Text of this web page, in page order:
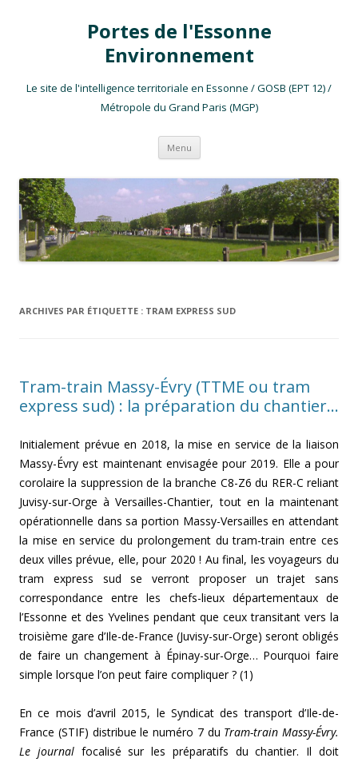
Portes de l'Essonne
Environnement
Le site de l'intelligence territoriale en Essonne / GOSB (EPT 12) /
Métropole du Grand Paris (MGP)
Menu Aller au contenu
ARCHIVES PAR ÉTIQUETTE : TRAM EXPRESS SUD
Tram-train Massy-Évry (TTME ou tram
express sud) : la préparation du chantier…
Initialement prévue en 2018, la mise en service de la liaison
Massy-Évry est maintenant envisagée pour 2019. Elle a pour
corolaire la suppression de la branche C8-Z6 du RER-C reliant
Juvisy-sur-Orge à Versailles-Chantier, tout en la maintenant
opérationnelle dans sa portion Massy-Versailles en attendant
la mise en service du prolongement du tram-train entre ces
deux villes prévue, elle, pour 2020 ! Au final, les voyageurs du
tram express sud se verront proposer un trajet sans
correspondance entre les chefs-lieux départementaux de
l’Essonne et des Yvelines pendant que ceux transitant vers la
troisième gare d’Ile-de-France (Juvisy-sur-Orge) seront obligés
de faire un changement à Épinay-sur-Orge… Pourquoi faire
simple lorsque l’on peut faire compliquer ? (1)
En ce mois d’avril 2015, le Syndicat des transport d’Ile-de-
France (STIF) distribue le numéro 7 du Tram-train Massy-Évry.
Le journalfocalisé sur les préparatifs du chantier. Il doit